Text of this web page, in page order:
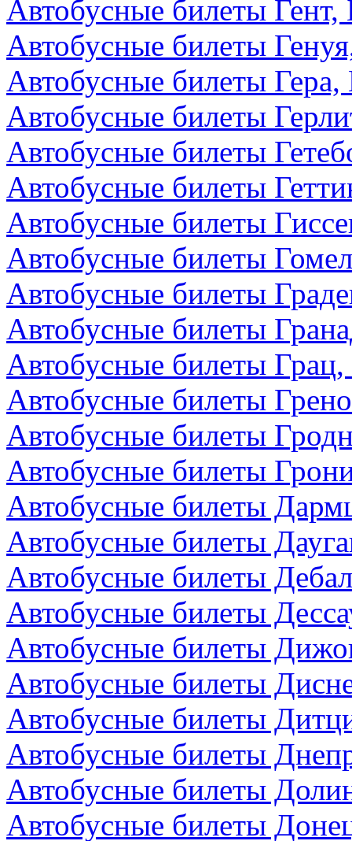
Автобусные билеты Гент,
Автобусные билеты
Автобусные билеты Гера,
Автобусные билеты
Автобусные билеты
Автобусные билеты
Автобусные билеты
Автобусные билеты
Автобусные билеты
Автобусные билеты
Автобусные билеты
Автобусные билеты
Автобусные билеты
Автобусные билеты
Автобусные билеты
Автобусные билеты
Автобусные билеты
Автобусные билеты
Автобусные билеты
Автобусные билеты
Автобусные билеты
Автобусные билеты
Автобусные билеты
Автобусные билеты